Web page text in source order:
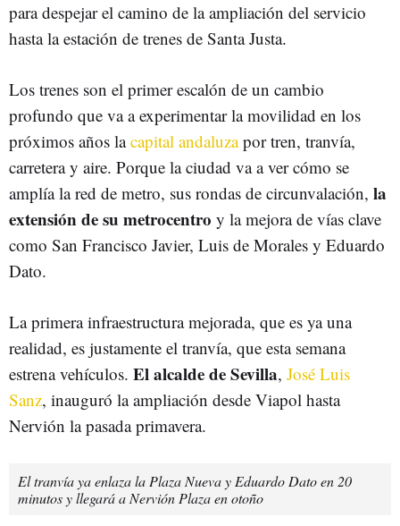
para despejar el camino de la ampliación del servicio
hasta la estación de trenes de Santa Justa.
Los trenes son el primer escalón de un cambio
profundo que va a experimentar la movilidad en los
próximos años lacapital andaluzapor tren, tranvía,
carretera y aire. Porque la ciudad va a ver cómo se
amplía la red de metro, sus rondas de circunvalación, la
extensión de su metrocentro y la mejora de vías clave
como San Francisco Javier, Luis de Morales y Eduardo
Dato.
La primera infraestructura mejorada, que es ya una
realidad, es justamente el tranvía, que esta semana
estrena vehículos. El alcalde de Sevilla, José Luis
Sanz, inauguró la ampliación desde Viapol hasta
Nervión la pasada primavera.
El tranvía ya enlaza la Plaza Nueva y Eduardo Dato en 20
minutos y llegará a Nervión Plaza en otoño